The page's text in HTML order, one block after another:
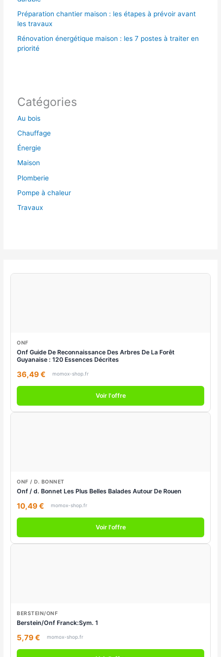
Préparation chantier maison : les étapes à prévoir avant
les travaux
Rénovation énergétique maison : les 7 postes à traiter en
priorité
Catégories
Au bois
Chauffage
Énergie
Maison
Plomberie
Pompe à chaleur
Travaux
ONF
Onf Guide De Reconnaissance Des Arbres De La Forêt
Guyanaise : 120 Essences Décrites
36,49 € momox-shop.fr
Voir l'offre
ONF / D. BONNET
Onf / d. Bonnet Les Plus Belles Balades Autour De Rouen
10,49 € momox-shop.fr
Voir l'offre
BERSTEIN/ONF
Berstein/Onf Franck:Sym. 1
5,79 € momox-shop.fr